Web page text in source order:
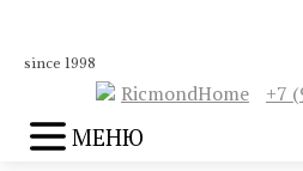
since 1998
RicmondHome +7
МЕНЮ